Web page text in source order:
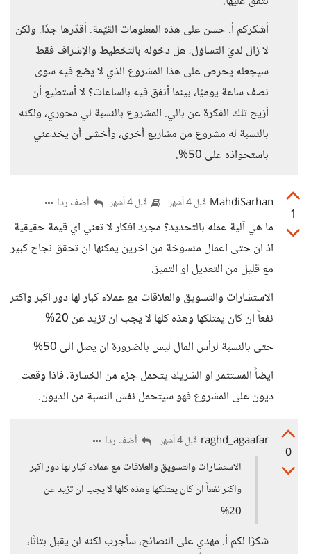
أشكركم أ. حسن على هذه المعلومات القيّمة. أقدّرها جدًا. ولكن
لا زال لديّ التساؤل، هل دخوله بالتخطيط والإشراف فقط
سيجعله يحرص على هذا المشروع الذي لا يضع فيه سوى
نصف ساعة يوميًا، بينما أنفق فيه بالساعات؟ لا أستطيع أن
أزيح تلك الفكرة عن بالي. المشروع بالنسبة لي محوري، ولكنه
بالنسبة له مشروع من مشاريع أخرى، وأخشى أن يخدعني
باستحواذه على 50%.
1
MahdiSarhan قبل 4 أشهر قبل 4 أشهر أضف ردا
ما هي آلية عمله بالتحديد؟ مجرد افكار لا تعني اي قيمة حقيقية
اذ ان حتى اعمال منسوخة من اخرين يمكنها ان تحقق نجاح كبير
مع قليل من التعديل او التميز.
الاستشارات والتسويق والعلاقات مع عملاء كبار لها دور اكبر واكثر
نفعاً ان كان يمتلكها وهذه كلها لا يجب ان تزيد عن 20%
حتى بالنسبة لرأس المال ليس بالضرورة ان يصل الى 50%
ايضاً المستثمر او الشريك يتحمل جزء من الخسارة، فاذا وقعت
ديون على المشروع فهو سيتحمل نفس النسبة من الديون.
0
raghd_agaafar قبل 4 أشهر
أضف ردا
الاستشارات والتسويق والعلاقات مع عملاء كبار لها دور اكبر
واكثر نفعاً ان كان يمتلكها وهذه كلها لا يجب ان تزيد عن
20%
شكرًا لكم أ. مهدي على النصائح، سأجرب لكنه لن يقبل بتاتًا،